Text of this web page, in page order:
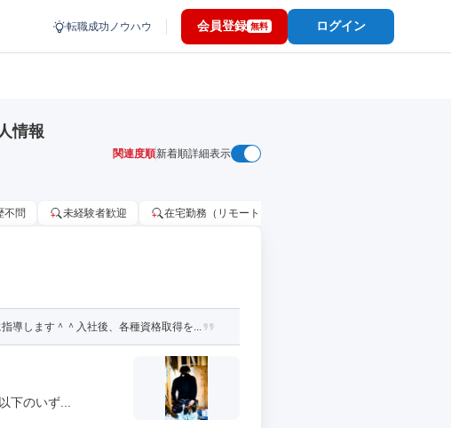
転職成功ノウハウ 会員登録 無料 ログイン
情報
関連度順新着順詳細表示
不問 未経験者歓迎 在宅勤務（リモートワーク）OK
導します＾＾入社後、各種資格取得を...
のいず...